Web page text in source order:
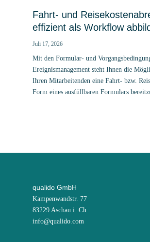
Fahrt- und
effizient als Workflow
Juli 17, 2026
Mit den Formular- und
Ereignismanagement steht Ihnen die
Ihren Mitarbeitenden eine Fahrt- bzw.
Form eines ausfüllbaren Formulars
qualido GmbH
Kampenwandstr. 77
83229 Aschau i. Ch.
info@qualido.com